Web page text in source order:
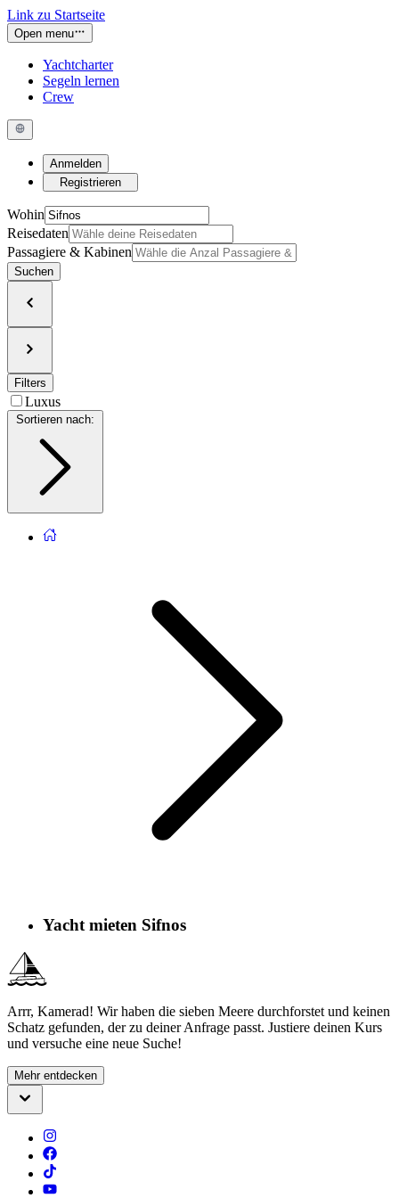
Link zu Startseite
Open menu
Yachtcharter
Segeln lernen
Crew
Anmelden
Registrieren
Wohin
Reisedaten
Passagiere & Kabinen
Suchen
Filters
Luxus
Sortieren nach
Yacht mieten Sifnos
Arrr, Kamerad! Wir haben die sieben Meere durchforstet und keinen
Schatz gefunden, der zu deiner Anfrage passt. Justiere deinen Kurs
und versuche eine neue Suche!
Mehr entdecken